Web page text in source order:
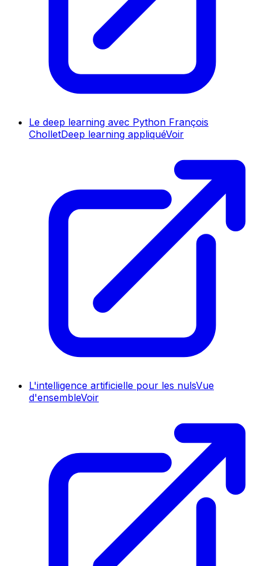
Le deep learning avec Python François
CholletDeep learning appliquéVoir
L'intelligence artificielle pour les nulsVue
d'ensembleVoir